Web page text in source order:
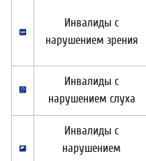
Инвалиды с
нарушением зрения
Инвалиды с
нарушением слуха
Инвалиды с
нарушением